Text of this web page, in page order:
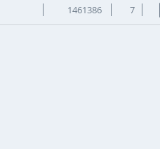
1461386 7